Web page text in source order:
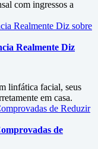
com ingressos a
Realmente Diz
linfática facial, seus
em casa.
de